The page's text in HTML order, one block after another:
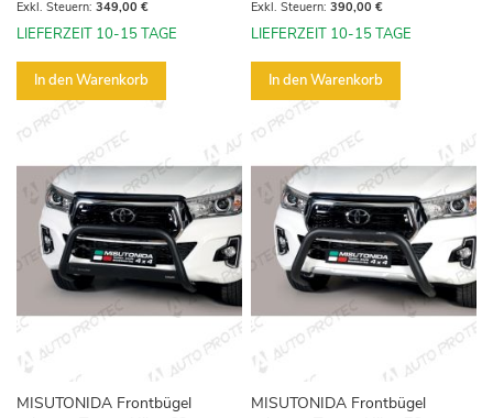
349,00 €
LIEFERZEIT 10-15 TAGE
In den Warenkorb
390,00 €
LIEFERZEIT 10-15 TAGE
In den Warenkorb
MISUTONIDA Frontbügel
MISUTONIDA Frontbügel